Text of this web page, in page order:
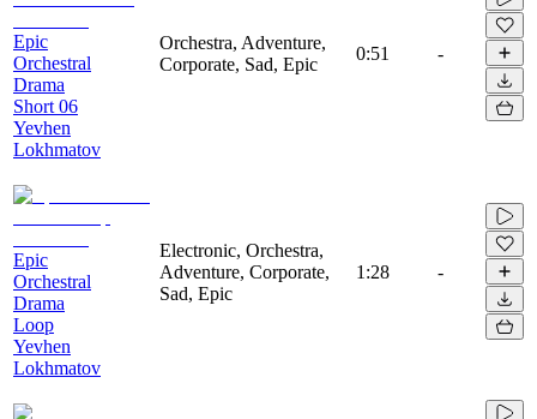
Epic
Orchestral
Drama
Short 06
Yevhen
Lokhmatov
Orchestra, Adventure,
Corporate, Sad, Epic
0:51 -
Epic
Orchestral
Drama
Loop
Yevhen
Lokhmatov
Electronic, Orchestra,
Adventure, Corporate,
Sad, Epic
1:28 -